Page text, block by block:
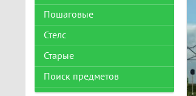
Пошаговые
Стелс
Старые
Поиск предметов